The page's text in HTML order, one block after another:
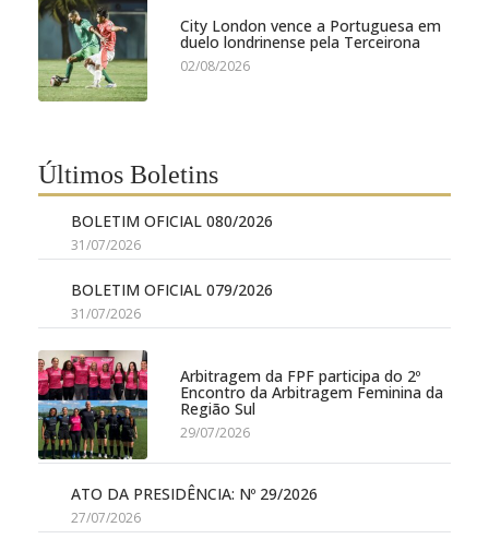
City London vence a Portuguesa em
duelo londrinense pela Terceirona
02/08/2026
Últimos Boletins
BOLETIM OFICIAL 080/2026
31/07/2026
BOLETIM OFICIAL 079/2026
31/07/2026
Arbitragem da FPF participa do 2º
Encontro da Arbitragem Feminina da
Região Sul
29/07/2026
ATO DA PRESIDÊNCIA: Nº 29/2026
27/07/2026